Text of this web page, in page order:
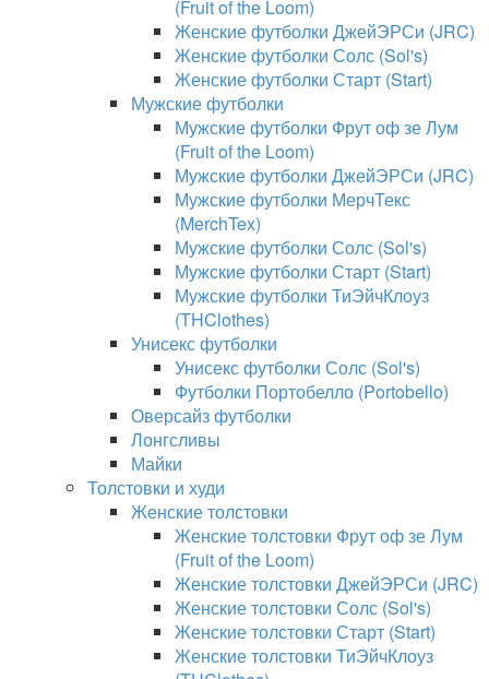
(Fruit of the Loom)
Женские футболки ДжейЭРСи (JRC)
Женские футболки Солс (Sol's)
Женские футболки Старт (Start)
Мужские футболки
Мужские футболки Фрут оф зе Лум
(Fruit of the Loom)
Мужские футболки ДжейЭРСи (JRC)
Мужские футболки МерчТекс
(MerchTex)
Мужские футболки Солс (Sol's)
Мужские футболки Старт (Start)
Мужские футболки ТиЭйчКлоуз
(THClothes)
Унисекс футболки
Унисекс футболки Солс (Sol's)
Футболки Портобелло (Portobello)
Оверсайз футболки
Лонгсливы
Майки
Толстовки и худи
Женские толстовки
Женские толстовки Фрут оф зе Лум
(Fruit of the Loom)
Женские толстовки ДжейЭРСи (JRC)
Женские толстовки Солс (Sol's)
Женские толстовки Старт (Start)
Женские толстовки ТиЭйчКлоуз